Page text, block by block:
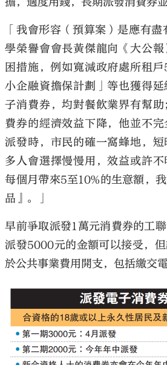
「我會形容（預算案）是應有
學榮譽會會長黃傑龍向《大公
困措施，例如寬減政府處所租
小企融資擔保計劃」等也獲得
子消費券，均對餐飲業界有幫
費券的經濟效益下降，他並不
派發時，市民的確一窩蜂地，
多人會選擇慢慢用，效益或許不
每個月帶來5至10%的生意額，
品』。」
早前爭取派發1萬元消費券的工
派發5000元的金額可以接受，
於公共事業費用開支，包括繳交